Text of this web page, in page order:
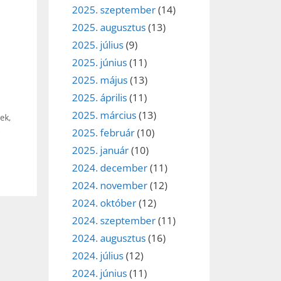
,
2025. szeptember(14)
2025. augusztus(13)
2025. július(9)
2025. június(11)
2025. május(13)
2025. április(11)
2025. március(13)
2025. február(10)
2025. január(10)
2024. december(11)
2024. november(12)
2024. október(12)
2024. szeptember(11)
2024. augusztus(16)
2024. július(12)
2024. június(11)